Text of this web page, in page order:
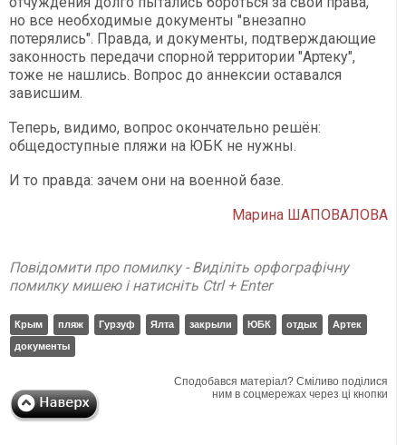
но все необходимые документы "внезапно
потерялись". Правда, и документы, подтверждающие
законность передачи спорной территории "Артеку",
тоже не нашлись. Вопрос до аннексии оставался
зависшим.
Теперь, видимо, вопрос окончательно решён:
общедоступные пляжи на ЮБК не нужны.
И то правда: зачем они на военной базе.
Марина ШАПОВАЛОВА
Повідомити про помилку - Виділіть орфографічну
помилку мишею і натисніть Ctrl + Enter
Крым пляж Гурзуф Ялта закрыли ЮБК отдых
Артек
документы
Сподобався матеріал? Сміливо поділися
ним в соцмережах через ці кнопки